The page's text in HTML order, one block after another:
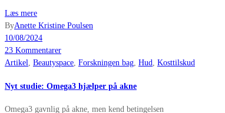
Læs mere
ByAnette Kristine Poulsen
10/08/2024
23 Kommentarer
Artikel, Beautyspace, Forskningen bag, Hud, Kosttilskud
Nyt studie: Omega3 hjælper på akne
Omega3 gavnlig på akne, men kend betingelsen